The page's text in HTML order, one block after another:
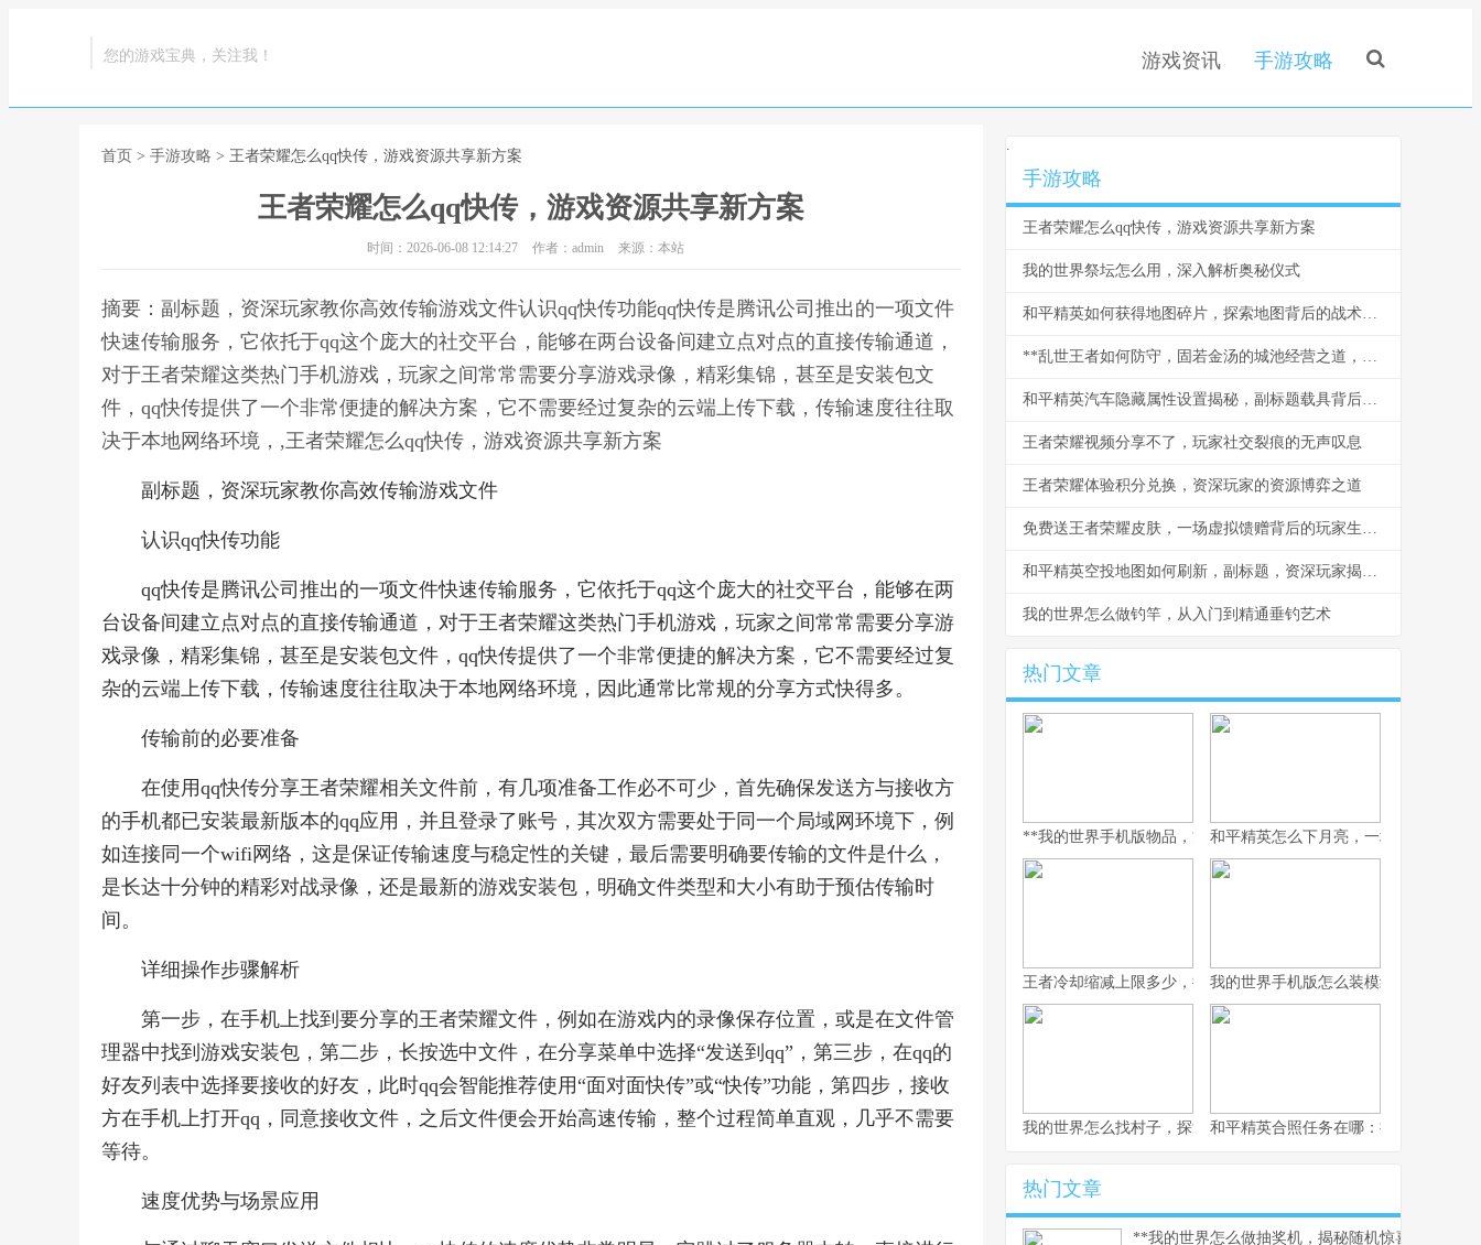
您的游戏宝典，关注我！ 游戏资讯 手游攻略
首页 > 手游攻略 > 王者荣耀怎么qq快传，游戏资源共享新方案
王者荣耀怎么qq快传，游戏资源共享新方案
时间：2026-06-08 12:14:27 作者：admin 来源：本站
摘要：副标题，资深玩家教你高效传输游戏文件认识qq快传功能qq快传是腾讯公司推出的一项文件
快速传输服务，它依托于qq这个庞大的社交平台，能够在两台设备间建立点对点的直接传输通道，
对于王者荣耀这类热门手机游戏，玩家之间常常需要分享游戏录像，精彩集锦，甚至是安装包文
件，qq快传提供了一个非常便捷的解决方案，它不需要经过复杂的云端上传下载，传输速度往往取
决于本地网络环境，,王者荣耀怎么qq快传，游戏资源共享新方案
副标题，资深玩家教你高效传输游戏文件
认识qq快传功能
qq快传是腾讯公司推出的一项文件快速传输服务，它依托于qq这个庞大的社交平台，能够在两
台设备间建立点对点的直接传输通道，对于王者荣耀这类热门手机游戏，玩家之间常常需要分享游
戏录像，精彩集锦，甚至是安装包文件，qq快传提供了一个非常便捷的解决方案，它不需要经过复
杂的云端上传下载，传输速度往往取决于本地网络环境，因此通常比常规的分享方式快得多。
传输前的必要准备
在使用qq快传分享王者荣耀相关文件前，有几项准备工作必不可少，首先确保发送方与接收方
的手机都已安装最新版本的qq应用，并且登录了账号，其次双方需要处于同一个局域网环境下，例
如连接同一个wifi网络，这是保证传输速度与稳定性的关键，最后需要明确要传输的文件是什么，
是长达十分钟的精彩对战录像，还是最新的游戏安装包，明确文件类型和大小有助于预估传输时
间。
详细操作步骤解析
第一步，在手机上找到要分享的王者荣耀文件，例如在游戏内的录像保存位置，或是在文件管
理器中找到游戏安装包，第二步，长按选中文件，在分享菜单中选择“发送到qq”，第三步，在qq的
好友列表中选择要接收的好友，此时qq会智能推荐使用“面对面快传”或“快传”功能，第四步，接收
方在手机上打开qq，同意接收文件，之后文件便会开始高速传输，整个过程简单直观，几乎不需要
等待。
速度优势与场景应用
.
手游攻略
王者荣耀怎么qq快传，游戏资源共享新方案
我的世界祭坛怎么用，深入解析奥秘仪式
和平精英如何获得地图碎片，探索地图背后的战术奥秘
**乱世王者如何防守，固若金汤的城池经营之道，副标题，资深玩家的防御艺术**
和平精英汽车隐藏属性设置揭秘，副标题载具背后的胜负细节
王者荣耀视频分享不了，玩家社交裂痕的无声叹息
王者荣耀体验积分兑换，资深玩家的资源博弈之道
免费送王者荣耀皮肤，一场虚拟馈赠背后的玩家生态观察
和平精英空投地图如何刷新，副标题，资深玩家揭秘信号枪与空投箱的终极规律
我的世界怎么做钓竿，从入门到精通垂钓艺术
热门文章
**我的世界手机版物品，方块宇宙间的生存哲学**
和平精英怎么下月亮，一场虚拟登月的
王者冷却缩减上限多少，探秘极限施法的艺术我的世界手机版怎么装模组，手把手开
我的世界怎么找村子，探索与定位的终极指南，副标题，资深玩家
和平精英合照任务在哪：探寻游戏中的
热门文章
**我的世界怎么做抽奖机，揭秘随机惊喜的建造奥